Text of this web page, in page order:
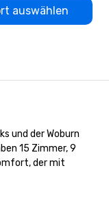
auswählen
und der Woburn
15 Zimmer, 9
der mit